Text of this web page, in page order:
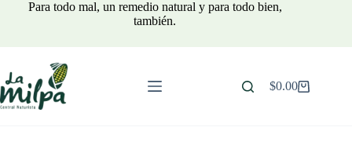
Para todo mal, un remedio natural y para todo bien,
también.
Carro
$0.00